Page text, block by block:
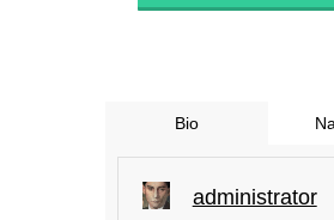
Bio
administrator